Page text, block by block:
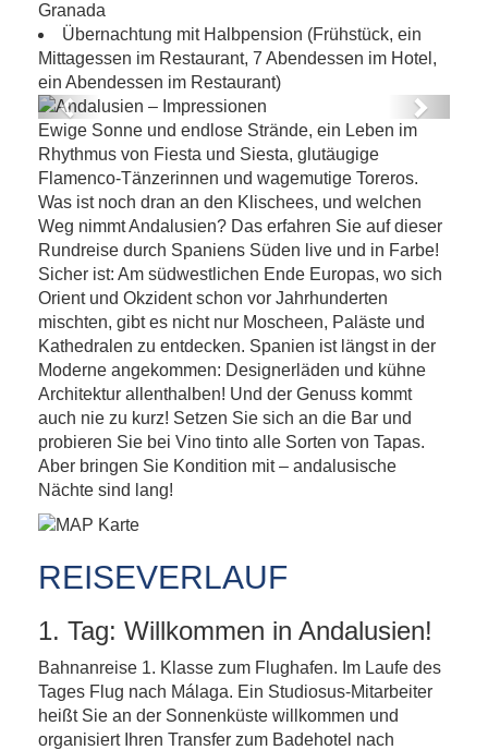
Granada
Übernachtung mit Halbpension (Frühstück, ein
Mittagessen im Restaurant, 7 Abendessen im Hotel,
ein Abendessen im Restaurant)
Andalusien – Impressionen
Previous Next
Ewige Sonne und endlose Strände, ein Leben im
Rhythmus von Fiesta und Siesta, glutäugige
Flamenco-Tänzerinnen und wagemutige Toreros.
Was ist noch dran an den Klischees, und welchen
Weg nimmt Andalusien? Das erfahren Sie auf dieser
Rundreise durch Spaniens Süden live und in Farbe!
Sicher ist: Am südwestlichen Ende Europas, wo sich
Orient und Okzident schon vor Jahrhunderten
mischten, gibt es nicht nur Moscheen, Paläste und
Kathedralen zu entdecken. Spanien ist längst in der
Moderne angekommen: Designerläden und kühne
Architektur allenthalben! Und der Genuss kommt
auch nie zu kurz! Setzen Sie sich an die Bar und
probieren Sie bei Vino tinto alle Sorten von Tapas.
Aber bringen Sie Kondition mit – andalusische
Nächte sind lang!
REISEVERLAUF
1. Tag: Willkommen in Andalusien!
Bahnanreise 1. Klasse zum Flughafen. Im Laufe des
Tages Flug nach Málaga. Ein Studiosus-Mitarbeiter
heißt Sie an der Sonnenküste willkommen und
organisiert Ihren Transfer zum Badehotel nach